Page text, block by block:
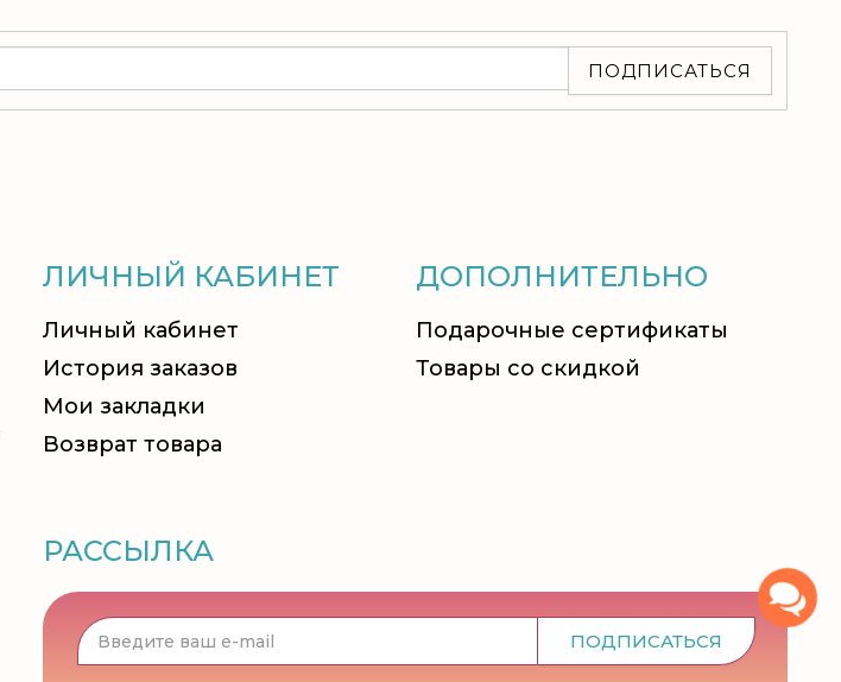
ПОДПИСАТЬСЯ
ЛИЧНЫЙ КАБИНЕТ
Личный кабинет
История заказов
Мои закладки
Возврат товара
ДОПОЛНИТЕЛЬНО
Подарочные сертификаты
Товары со скидкой
РАССЫЛКА
ПОДПИСАТЬСЯ